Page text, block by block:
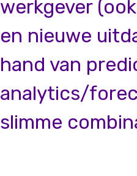
werkgever
en nieuwe
hand van
analytics/
slimme